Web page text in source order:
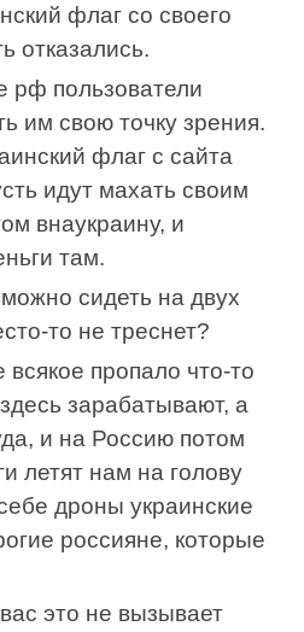
флаг со своего
отказались.
рф пользователи
им свою точку зрения.
флаг с сайта
идут махать своим
внаукраину, и
там.
сидеть на двух
то не треснет?
пропало что-то
зарабатывают, а
и на Россию потом
летят нам на голову
дроны украинские
россияне, которые
это не вызывает